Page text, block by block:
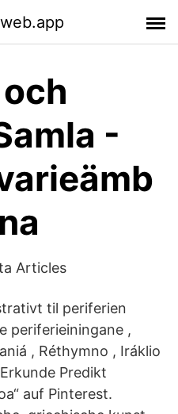
-
Articles
til periferien
periferieiningane ,
, Réthymno , Iráklio
Predikt
auf Pinterest.